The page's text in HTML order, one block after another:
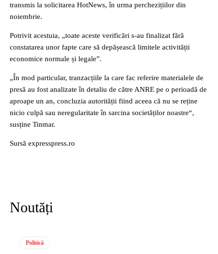
transmis la solicitarea HotNews, în urma perchezițiilor din
noiembrie.
Potrivit acestuia, „toate aceste verificări s-au finalizat fără
constatarea unor fapte care să depășească limitele activității
economice normale și legale”.
„În mod particular, tranzacțiile la care fac referire materialele de
presă au fost analizate în detaliu de către ANRE pe o perioadă de
aproape un an, concluzia autorității fiind aceea că nu se reține
nicio culpă sau neregularitate în sarcina societăților noastre“,
susține Tinmar.
Sursă expresspress.ro
Noutăți
Politică